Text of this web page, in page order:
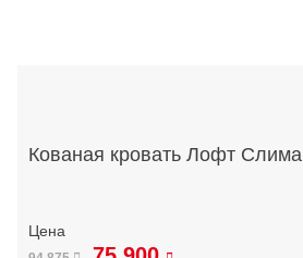
Кованая кровать Лофт Слима